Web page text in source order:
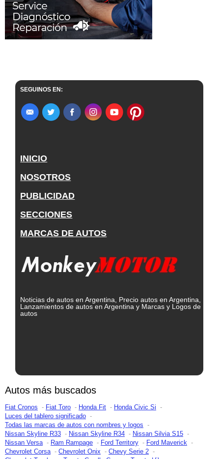
SEGUINOS EN:
INICIO
NOSOTROS
PUBLICIDAD
SECCIONES
MARCAS DE AUTOS
Noticias de autos en Argentina, Precio autos en Argentina,
Lanzamientos de autos en Argentina y Marcas y Logos de
autos
Autos más buscados
Fiat Cronos Fiat Toro Honda Fit
Honda Civic Si
Luces del tablero significado
Todas las marcas de autos con nombres y logos
Nissan Skyline R33
Nissan Skyline R34
Nissan Silvia S15
Nissan Versa
Ram Rampage Ford Territory
Ford Maverick
Chevrolet Corsa
Chevrolet Onix
Chevy Serie 2